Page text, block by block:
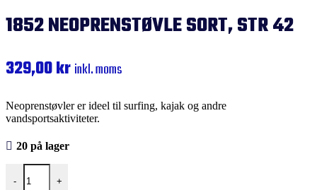
1852 NEOPRENSTØVLE SORT, STR 42
329,00kr inkl. moms
Neoprenstøvler er ideel til surfing, kajak og andre
vandsportsaktiviteter.
20 på lager
-
1852 Neoprenstøvle sort, str 42 antal
+